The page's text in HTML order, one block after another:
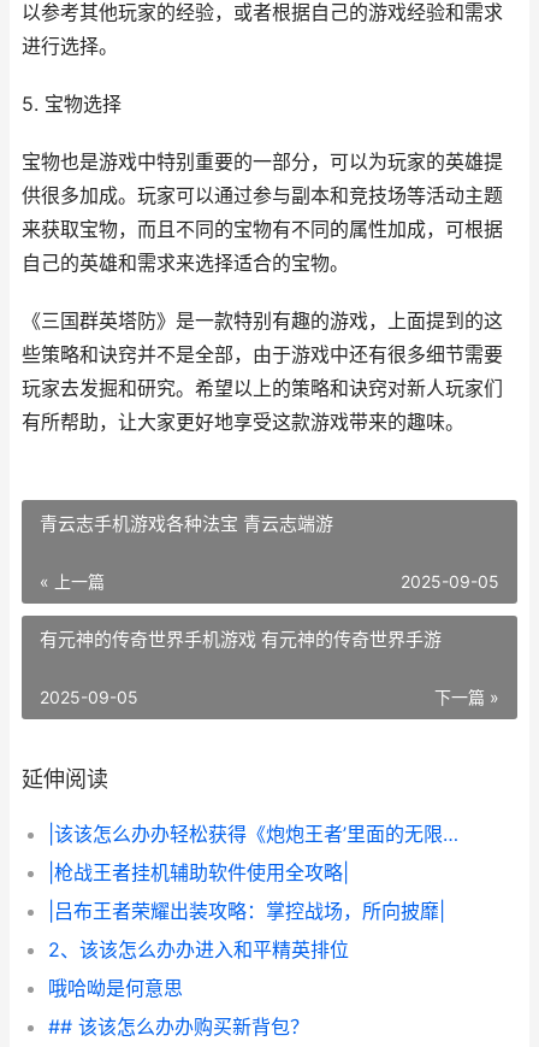
以参考其他玩家的经验，或者根据自己的游戏经验和需求
进行选择。
5. 宝物选择
宝物也是游戏中特别重要的一部分，可以为玩家的英雄提
供很多加成。玩家可以通过参与副本和竞技场等活动主题
来获取宝物，而且不同的宝物有不同的属性加成，可根据
自己的英雄和需求来选择适合的宝物。
《三国群英塔防》是一款特别有趣的游戏，上面提到的这
些策略和诀窍并不是全部，由于游戏中还有很多细节需要
玩家去发掘和研究。希望以上的策略和诀窍对新人玩家们
有所帮助，让大家更好地享受这款游戏带来的趣味。
青云志手机游戏各种法宝 青云志端游
« 上一篇 2025-09-05
有元神的传奇世界手机游戏 有元神的传奇世界手游
下一篇 »
2025-09-05
延伸阅读
|该该怎么办办轻松获得《炮炮王者’里面的无限金币和星星|
|枪战王者挂机辅助软件使用全攻略|
|吕布王者荣耀出装攻略：掌控战场，所向披靡|
2、该该怎么办办进入和平精英排位
哦哈呦是何意思
## 该该怎么办办购买新背包？